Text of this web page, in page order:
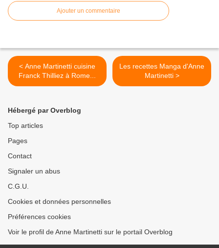
Ajouter un commentaire
< Anne Martinetti cuisine
Franck Thilliez à Rome...
Les recettes Manga d'Anne
Martinetti >
Hébergé par Overblog
Top articles
Pages
Contact
Signaler un abus
C.G.U.
Cookies et données personnelles
Préférences cookies
Voir le profil de Anne Martinetti sur le portail Overblog